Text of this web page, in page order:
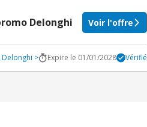
Delonghi Voir l'offre
> Expire le 01/01/2028 Vérifié